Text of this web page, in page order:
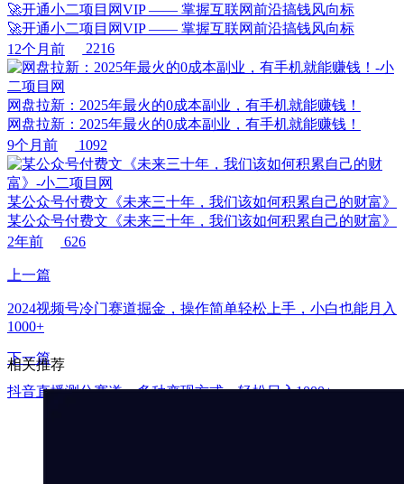
🚀开通小二项目网VIP —— 掌握互联网前沿搞钱风向标
🚀开通小二项目网VIP —— 掌握互联网前沿搞钱风向标
12个月前
2216
网盘拉新：2025年最火的0成本副业，有手机就能赚钱！
网盘拉新：2025年最火的0成本副业，有手机就能赚钱！
9个月前
1092
某公众号付费文《未来三十年，我们该如何积累自己的财富》
某公众号付费文《未来三十年，我们该如何积累自己的财富》
2年前
626
上一篇
2024视频号冷门赛道掘金，操作简单轻松上手，小白也能月入
1000+
下一篇
抖音直播测分赛道，多种变现方式，轻松日入1000+
相关推荐